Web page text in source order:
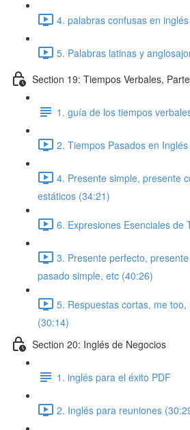
4. palabras confusas en
5. Palabras latinas y
Section 19: Tiempos Verbales,
1. guía de los tiempos
2. Tiempos Pasados en
4. Presente simple, presente
estáticos (34:21)
6. Expresiones Esenciales de
3. Presente perfecto,
pasado simple, etc (40:26)
5. Respuestas cortas, me
(30:14)
Section 20: Inglés de Negocios
1. inglés para el éxito PDF
2. Inglés para reuniones